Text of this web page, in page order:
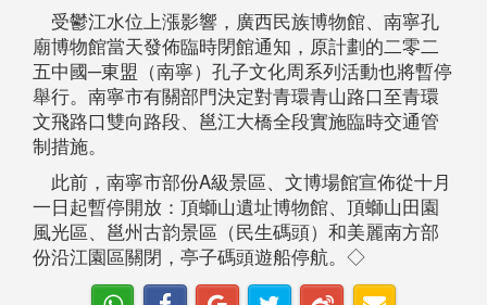
受鬱江水位上漲影響，廣西民族博物館、南寧孔
廟博物館當天發佈臨時閉館通知，原計劃的二零二
五中國─東盟（南寧）孔子文化周系列活動也將暫停
舉行。南寧市有關部門決定對青環青山路口至青環
文飛路口雙向路段、邕江大橋全段實施臨時交通管
制措施。
此前，南寧市部份A級景區、文博場館宣佈從十月
一日起暫停開放：頂螄山遺址博物館、頂螄山田園
風光區、邕州古韵景區（民生碼頭）和美麗南方部
份沿江園區關閉，亭子碼頭遊船停航。◇